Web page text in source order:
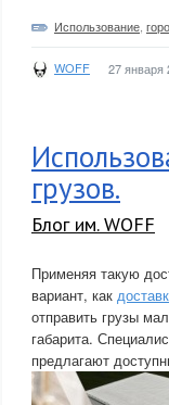
Использование
WOFF 27 января
грузов.
Блог им. WOFF
Применяя такую
вариант, как
отправить грузы
габарита.
предлагают